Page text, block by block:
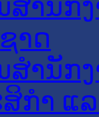
ສໍານັກ
າດ
ສຳນັກ
ກຳ ແ